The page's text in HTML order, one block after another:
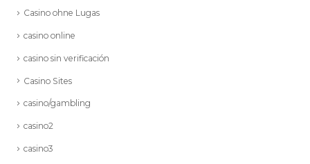
Casino ohne Lugas
casino online
casino sin verificación
Casino Sites
casino/gambling
casino2
casino3